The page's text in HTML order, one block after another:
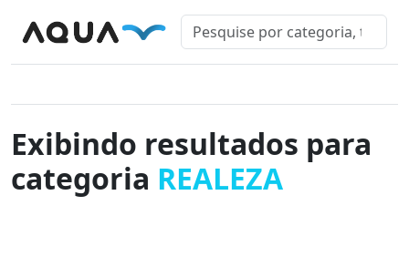
Exibindo resultados para
categoria REALEZA